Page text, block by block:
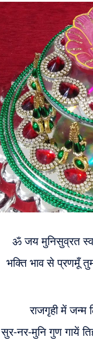
ॐ जय मुनिसुव्रत
भक्ति भाव से प्रणमूँ
राजगृही में जन्म
सुर-नर-मुनि गुण गायें